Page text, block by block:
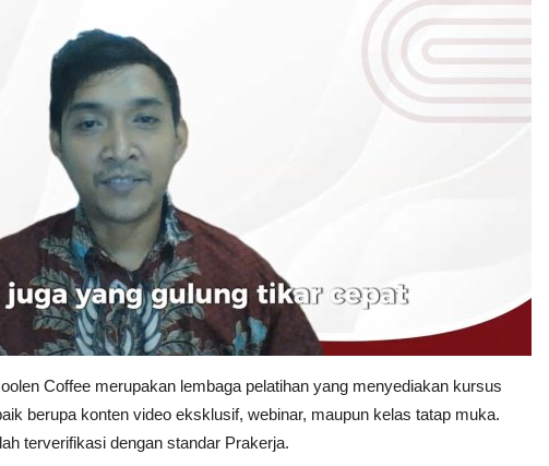
Coffee merupakan lembaga pelatihan yang menyediakan kursus
berupa konten video eksklusif, webinar, maupun kelas tatap muka.
terverifikasi dengan standar Prakerja.